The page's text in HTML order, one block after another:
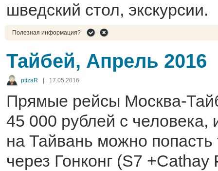
шведский стол, экскурсии.
Полезная информация?
Тайбей, Апрель 2016
ptizaR 17.05.2016
Прямые рейсы Москва-
45 000 рублей с человека,
на Тайвань можно попасть
через Гонконг (S7